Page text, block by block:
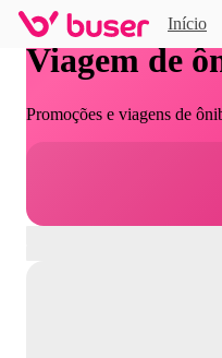
Início
Viagem de
Promoções e viagens de